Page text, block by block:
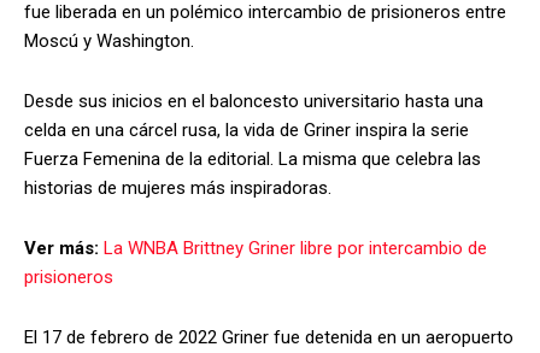
fue liberada en un polémico intercambio de prisioneros entre
Moscú y Washington.
Desde sus inicios en el baloncesto universitario hasta una
celda en una cárcel rusa, la vida de Griner inspira la serie
Fuerza Femenina de la editorial. La misma que celebra las
historias de mujeres más inspiradoras.
Ver más: La WNBA Brittney Griner libre por intercambio de
prisioneros
El 17 de febrero de 2022 Griner fue detenida en un aeropuerto